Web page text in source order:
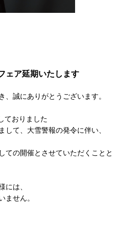
ェア延期いたします
、誠にありがとうございます。
ておりました
して、大雪警報の発令に伴い、
ての開催とさせていただくことと
には、
ません。